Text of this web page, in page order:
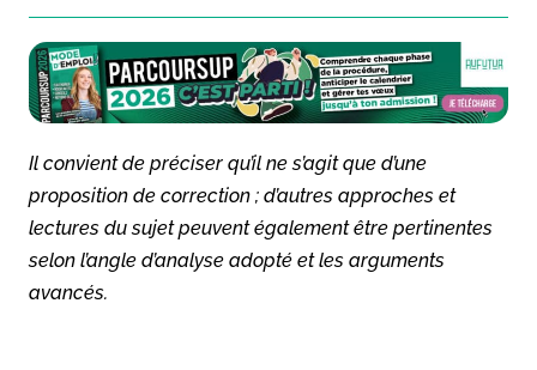
Il convient de préciser qu’il ne s’agit que d’une
proposition de correction ; d’autres approches et
lectures du sujet peuvent également être pertinentes
selon l’angle d’analyse adopté et les arguments
avancés.